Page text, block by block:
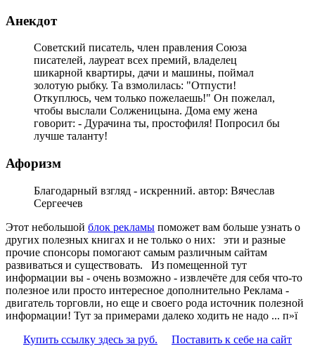
Анекдот
Советский писатель, член правления Союза
писателей, лауреат всех премий, владелец
шикарной квартиры, дачи и машины, поймал
золотую рыбку. Та взмолилась: "Отпусти!
Откуплюсь, чем только пожелаешь!" Он пожелал,
чтобы выслали Солженицына. Дома ему жена
говорит: - Дурачина ты, простофиля! Попросил бы
лучше таланту!
Афоризм
Благодарный взгляд - искренний. автор: Вячеслав
Сергеечев
Этот небольшой блок рекламы поможет вам больше узнать о
других полезных книгах и не только о них:
эти и разные
прочие спонсоры помогают самым различным сайтам
развиваться и существовать. Из помещенной тут
информации вы - очень возможно - извлечёте для себя что-то
полезное или просто интересное дополнительно Реклама -
двигатель торговли, но еще и своего рода источник полезной
информации! Тут за примерами далеко ходить не надо ... п»ї
Купить ссылку здесь за руб. Поставить к себе на сайт